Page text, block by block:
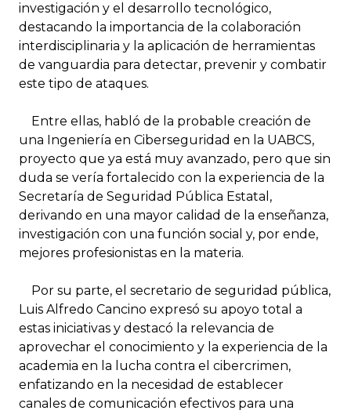
investigación y el desarrollo tecnológico,
destacando la importancia de la colaboración
interdisciplinaria y la aplicación de herramientas
de vanguardia para detectar, prevenir y combatir
este tipo de ataques.
Entre ellas, habló de la probable creación de
una Ingeniería en Ciberseguridad en la UABCS,
proyecto que ya está muy avanzado, pero que sin
duda se vería fortalecido con la experiencia de la
Secretaría de Seguridad Pública Estatal,
derivando en una mayor calidad de la enseñanza,
investigación con una función social y, por ende,
mejores profesionistas en la materia.
Por su parte, el secretario de seguridad pública,
Luis Alfredo Cancino expresó su apoyo total a
estas iniciativas y destacó la relevancia de
aprovechar el conocimiento y la experiencia de la
academia en la lucha contra el cibercrimen,
enfatizando en la necesidad de establecer
canales de comunicación efectivos para una